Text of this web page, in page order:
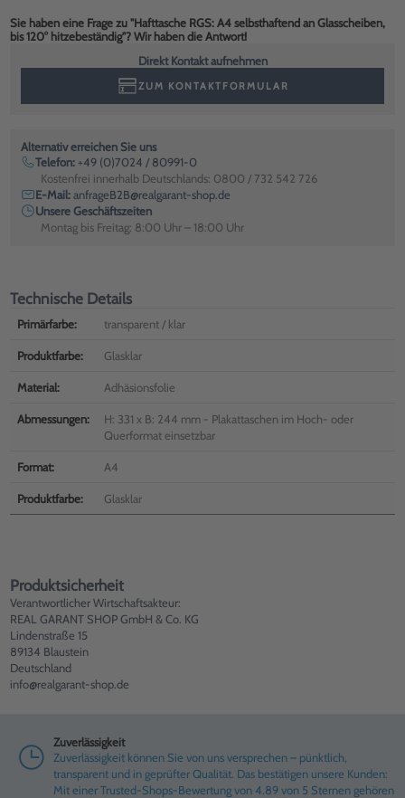
Sie haben eine Frage zu "Hafttasche RGS: A4 selbsthaftend an Glasscheiben,
bis 120° hitzebeständig"? Wir haben die Antwort!
Direkt Kontakt aufnehmen
ZUM KONTAKTFORMULAR
Alternativ erreichen Sie uns
Telefon: +49 (0)7024 / 80991-0
Kostenfrei innerhalb Deutschlands: 0800 / 732 542 726
E-Mail:anfrageB2B@realgarant-shop.de
Unsere Geschäftszeiten
Montag bis Freitag: 8:00 Uhr – 18:00 Uhr
Technische Details
Primärfarbe: transparent / klar
Produktfarbe: Glasklar
Material: Adhäsionsfolie
Abmessungen:
H: 331 x B: 244 mm - Plakattaschen im Hoch- oder
Querformat einsetzbar
Format: A4
Produktfarbe: Glasklar
Produktsicherheit
Verantwortlicher Wirtschaftsakteur:
REAL GARANT SHOP GmbH & Co. KG
Lindenstraße 15
89134 Blaustein
Deutschland
info@realgarant-shop.de
Zuverlässigkeit
Zuverlässigkeit können Sie von uns versprechen – pünktlich,
transparent und in geprüfter Qualität. Das bestätigen unsere Kunden:
Mit einer Trusted-Shops-Bewertung von 4.89 von 5 Sternen gehören